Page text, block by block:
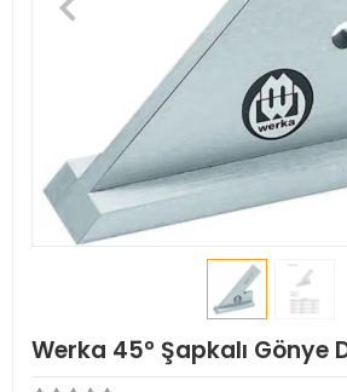
Werka 45° Şapkalı Gönye